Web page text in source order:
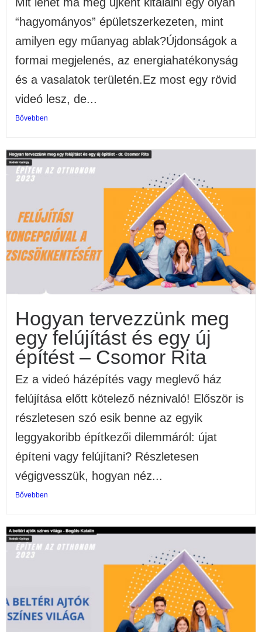
“hagyományos” épületszerkezeten, mint
amilyen egy műanyag ablak?Újdonságok a
formai megjelenés, az energiahatékonyság
és a vasalatok területén.Ez most egy rövid
videó lesz, de...
Bővebben
Hogyan tervezzünk meg
egy felújítást és egy új
építést – Csomor Rita
Ez a videó házépítés vagy meglevő ház
felújítása előtt kötelező néznivaló! Először is
részletesen szó esik benne az egyik
leggyakoribb építkezői dilemmáról: újat
építeni vagy felújítani? Részletesen
végigvesszük, hogyan néz...
Bővebben